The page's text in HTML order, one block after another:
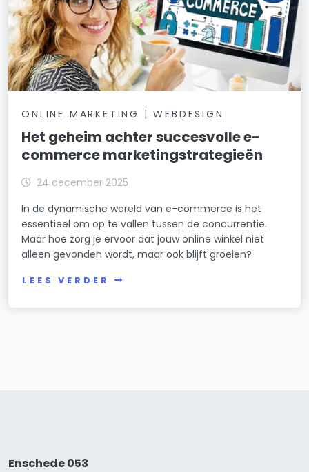
ONLINE MARKETING | WEBDESIGN
Het geheim achter succesvolle e-
commerce marketingstrategieën
24 december 2025
In de dynamische wereld van e-commerce is het
essentieel om op te vallen tussen de concurrentie.
Maar hoe zorg je ervoor dat jouw online winkel niet
alleen gevonden wordt, maar ook blijft groeien?
LEES VERDER
Enschede 053